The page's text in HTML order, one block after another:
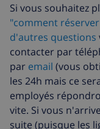
Arrivée tardive
Draps
supplémentaires
Serviettes
supplémentaires
Départ tardif
Nettoyage
Si vous souhaitez
"comment
d'autres questions
contacter par
par email (vous
les 24h mais ce
employés
vite. Si vous
suite (puisque les